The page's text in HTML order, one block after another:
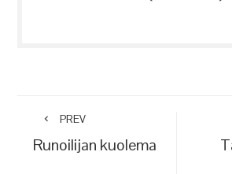
PREV
Runoilijan kuolema